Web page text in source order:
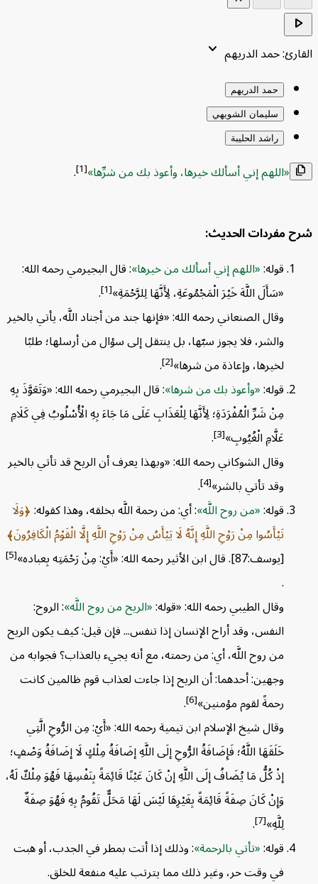
حمد الدريهمkeyboard_arrow_down
حمد الدريهم
سليمان الشويهي
راشد الحليبة
اللهم إني أسألك خيرها، وأعوذ بك من شرِّها [1]
.
مفردات الحديث:
يستفاد من الحديث:
مفردات الحديث:
قوله: اللهم إني أسألك من خيرها : قال البجيرمي رحمه الله:
«سَأَلَ اللَّهَ خَيْرَ الْمَجْمُوعَةِ، لِأَنَّهَا لِلرَّحْمَةِ»[1]
.
وقال الصنعاني رحمه الله: «فإنها جند من أجناد اللَّه، يأتي بالخير
والشر، فلا يجوز سبّها، بل ينتقل إلى سؤال من أرسلها؛ طلبًا
لخيرها، وإعاذة من شرها»[2]
.
قوله: وأعوذ بك من شرها : قال البجيرمي رحمه الله: «وَتَعَوَّذَ بِهِ
مِنْ شَرِّ الْمُفْرَدَةِ؛ لِأَنَّهَا لِلْعَذَابِ عَلَى مَا جَاءَ بِهِ الْأُسْلُوبُ فِي كَلَامِ
عَلَّامِ الْغُيُوبِ»[3]
.
وقال الشوكاني رحمه الله: «وبهذا يعرف أن الريح قد تأتي بالخير
وقد تأتي بالشر»[4]
.
قوله: من روح اللَّه : أي: من رحمة اللَّه بخلقه، وهذا كقوله: وَلَا
تَيْأَسُوا مِنْ رَوْحِ اللَّهِ إِنَّهُ لَا يَيْأَسُ مِنْ رَوْحِ اللَّهِ إِلَّا الْقَوْمُ الْكَافِرُونَ
[يوسف:87]. قال ابن الأثير رحمه الله: «أَيْ: مِنْ رَحْمَتِه بِعباده»
[5]
وقال الطيبي رحمه الله: «قوله: الريح من روح اللَّه : الروح:
النفس، وقد أراح الإنسان إذا تنفس... فإن قيل: كيف يكون الريح
من روح اللَّه، أي: من رحمته، مع أنه يجيء بالعذاب؟ فجوابه من
وجهين: أحدهما: أن الريح إذا جاءت لعذاب قوم ظالمين كانت
رحمةً لقوم مؤمنين»[6]
.
وقال شيخ الإسلام ابن تيمية رحمه الله: «أَيْ: مِن الرُّوحِ الَّتِي
خَلَقَهَا اللَّهُ؛ فَإِضَافَةُ الرُّوحِ إلَى اللَّهِ إضَافَةُ مِلْكٍ لَا إضَافَةُ وَصْفٍ؛
إذْ كُلُّ مَا يُضَافُ إلَى اللَّهِ إنْ كَانَ عَيْنًا قَائِمَةً بِنَفْسِهَا فَهُوَ مِلْكٌ لَهُ،
وَإِنْ كَانَ صِفَةً قَائِمَةً بِغَيْرِهَا لَيْسَ لَهَا مَحَلٌّ تَقُومُ بِهِ فَهُوَ صِفَةٌ
[7]
.
قوله: تأتي بالرحمة : وذلك إذا أتت بمطر في الجدب، أو هبت
في وقت حر، وغير ذلك مما يترتب عليه منفعة للخلق.